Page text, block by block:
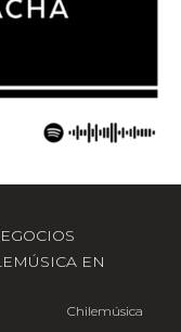
EN
Chilemúsica